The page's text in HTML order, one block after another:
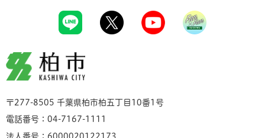
柏市
〒277-8505 千葉県柏市柏五丁目10番1号
電話番号：04-7167-1111
法人番号：6000020122173